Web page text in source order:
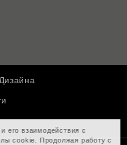
его взаимодействия с
cookie. Продолжая работу с